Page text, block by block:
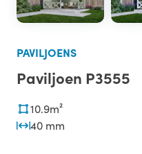
PAVILJOENS
Paviljoen P3555
10.9m²
40 mm